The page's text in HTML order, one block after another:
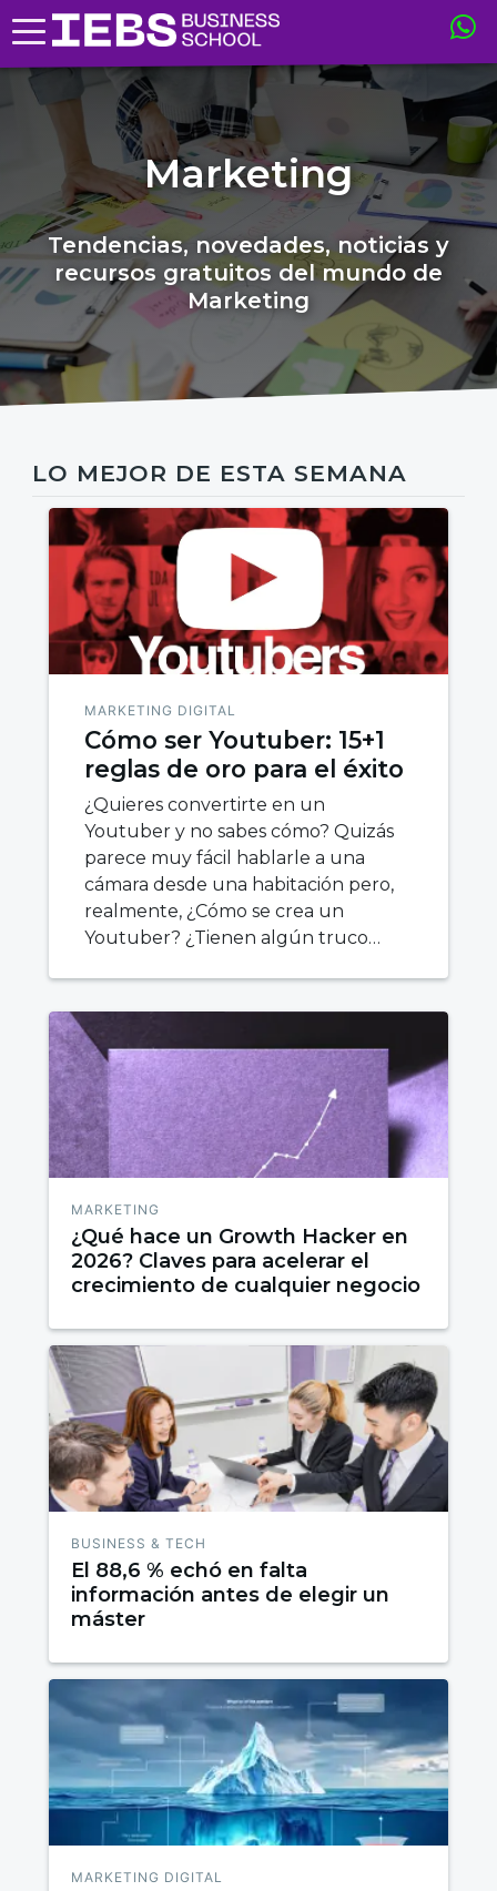
Marketing
Tendencias, novedades, noticias y
recursos gratuitos del mundo de
Marketing
LO MEJOR DE ESTA SEMANA
MARKETING DIGITAL
Cómo ser Youtuber: 15+1
reglas de oro para el éxito
¿Quieres convertirte en un
Youtuber y no sabes cómo? Quizás
parece muy fácil hablarle a una
cámara desde una habitación pero,
realmente, ¿Cómo se crea un
Youtuber? ¿Tienen algún truco…
MARKETING
¿Qué hace un Growth Hacker en
2026? Claves para acelerar el
crecimiento de cualquier negocio
BUSINESS & TECH
El 88,6 % echó en falta
información antes de elegir un
máster
MARKETING DIGITAL